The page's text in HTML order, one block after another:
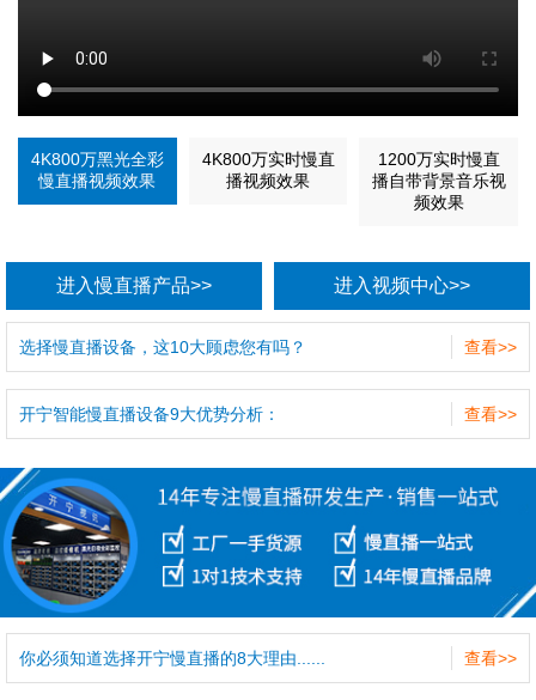
4K800万黑光全彩
慢直播视频效果
4K800万实时慢直
播视频效果
1200万实时慢直
播自带背景音乐视
频效果
进入慢直播产品>> 进入视频中心>>
查看>>
选择慢直播设备，这10大顾虑您有吗？
查看>>
开宁智能慢直播设备9大优势分析：
查看>>
你必须知道选择开宁慢直播的8大理由......